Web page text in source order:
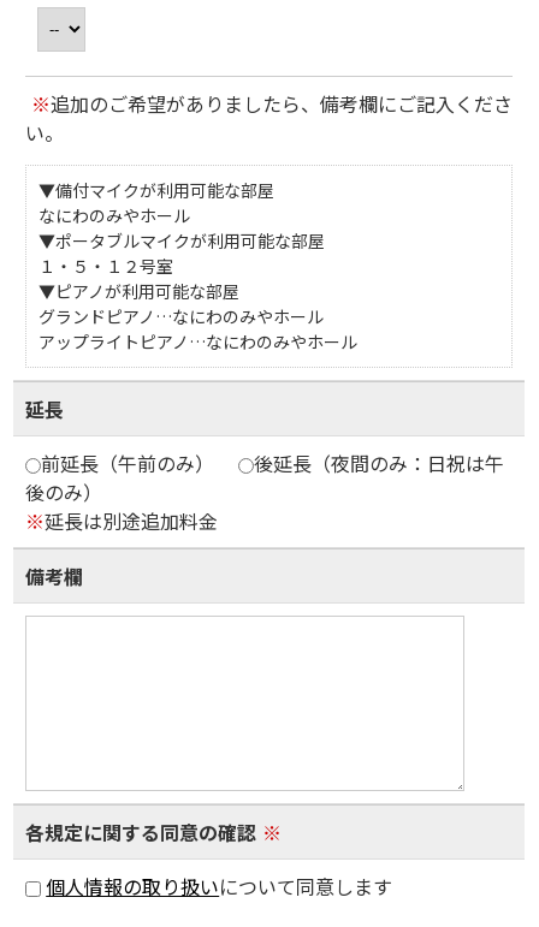
※追加のご希望がありましたら、備考欄にご記入くださ
い。
▼備付マイクが利用可能な部屋
なにわのみやホール
▼ポータブルマイクが利用可能な部屋
１・５・１２号室
▼ピアノが利用可能な部屋
グランドピアノ…なにわのみやホール
アップライトピアノ…なにわのみやホール
延長
前延長（午前のみ）
後延長（夜間のみ：日祝は午
後のみ）
※延長は別途追加料金
備考欄
各規定に関する同意の確認 ※
個人情報の取り扱いについて同意します